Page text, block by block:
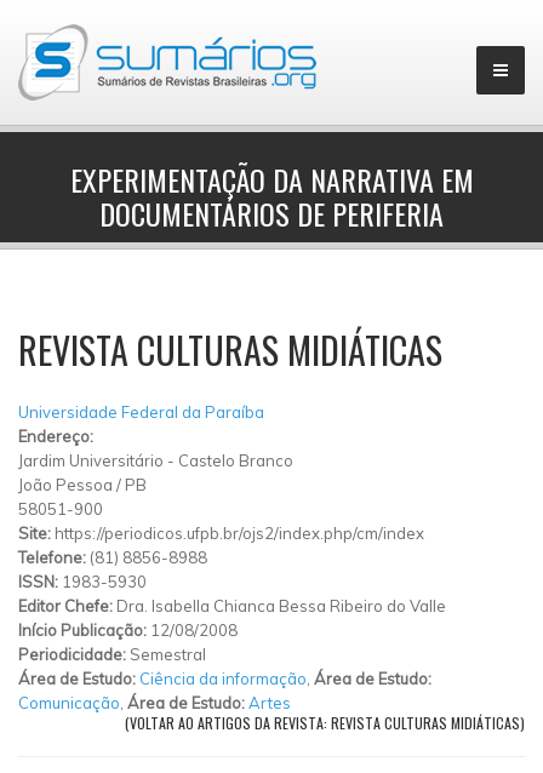
EXPERIMENTAÇÃO DA NARRATIVA EM
DOCUMENTÁRIOS DE PERIFERIA
REVISTA CULTURAS MIDIÁTICAS
Universidade Federal da Paraíba
Endereço:
Jardim Universitário - Castelo Branco
João Pessoa / PB
58051-900
Site: https://periodicos.ufpb.br/ojs2/index.php/cm/index
Telefone: (81) 8856-8988
ISSN: 1983-5930
Editor Chefe: Dra. Isabella Chianca Bessa Ribeiro do Valle
Início Publicação: 12/08/2008
Periodicidade: Semestral
Área de Estudo: Ciência da informação Área de Estudo:
Comunicação Área de Estudo:Artes
(VOLTAR AO ARTIGOS DA REVISTA: REVISTA CULTURAS MIDIÁTICAS)